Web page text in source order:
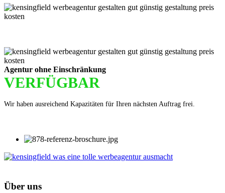
Agentur ohne Einschränkung
VERFÜGBAR
Wir haben ausreichend Kapazitäten für Ihren nächsten Auftrag frei.
Über uns